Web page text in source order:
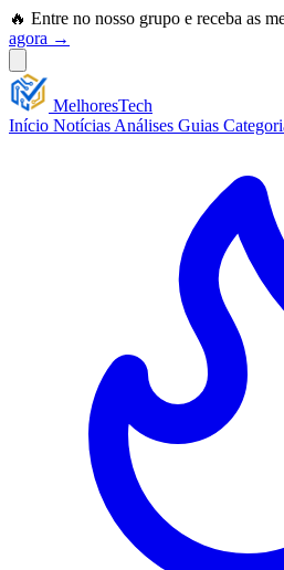
🔥 Entre no nosso grupo e receba as
agora →
MelhoresTech
Início Notícias Análises Guias